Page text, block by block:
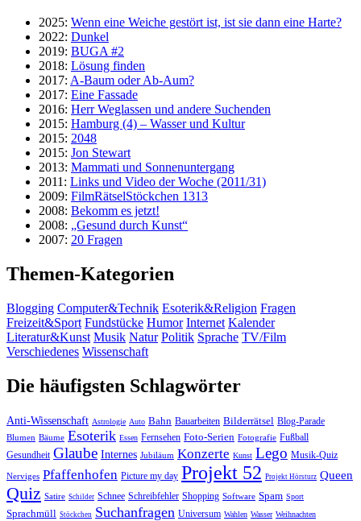
2025: Wenn eine Weiche gestört ist, ist sie dann eine Harte?
2022: Dunkel
2019: BUGA #2
2018: Lösung finden
2017: A-Baum oder Ab-Aum?
2017: Eine Fassade
2016: Herr Weglassen und andere Suchenden
2015: Hamburg (4) – Wasser und Kultur
2015: 2048
2015: Jon Stewart
2013: Mammati und Sonnenuntergang
2011: Links und Video der Woche (2011/31)
2009: FilmRätselStöckchen 1313
2008: Bekomm es jetzt!
2008: „Gesund durch Kunst“
2007: 20 Fragen
Themen-Kategorien
Blogging Computer&Technik Esoterik&Religion Fragen
Freizeit&Sport Fundstücke Humor Internet Kalender
Literatur&Kunst Musik Natur Politik Sprache TV/Film
Verschiedenes Wissenschaft
Die häufigsten Schlagwörter
Anti-Wissenschaft Astrologie Auto Bahn Bauarbeiten Bilderrätsel Blog-Parade
Blumen Bäume Esoterik Essen Fernsehen Foto-Serien Fotografie Fußball
Gesundheit Glaube Internes Jubiläum Konzerte Kunst Lego Musik-Quiz
Nerviges Pfaffenhofen Picture my day Projekt 52 Projekt Hörsturz Queen
Quiz Satire Schilder Schnee Schreibfehler Shopping Software Spam Sport
Sprachmüll Stöckchen Suchanfragen Universum Wahlen Wasser Weihnachten